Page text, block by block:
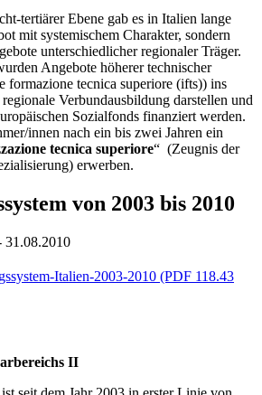
tertiärer Ebene gab es in Italien lange
mit systemischem Charakter, sondern
unterschiedlicher regionaler Träger.
Angebote höherer technischer
formazione tecnica superiore (ifts)) ins
Verbundausbildung darstellen und
Sozialfonds finanziert werden.
innen nach ein bis zwei Jahren ein
tecnica superiore“ (Zeugnis der
erwerben.
von 2003 bis 2010
31.08.2010
Italien-2003-2010 (PDF 118.43
II